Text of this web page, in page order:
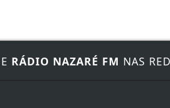
RÁDIO NAZARÉ FM NAS